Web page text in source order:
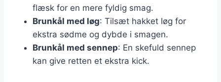
flæsk for en mere fyldig smag.
Brunkål med løg: Tilsæt hakket løg for
ekstra sødme og dybde i smagen.
Brunkål med sennep: En skefuld sennep
kan give retten et ekstra kick.